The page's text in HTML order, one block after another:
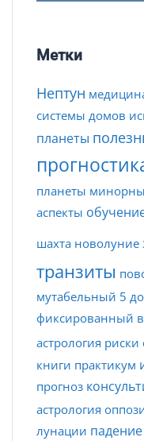
Метки
Нептун
системы домов
планеты
планеты
аспекты
шахта новолуние
транзиты
мутабельный 5
фиксированный
астрология риски
книги практикум
прогноз
астрология
лунации падение